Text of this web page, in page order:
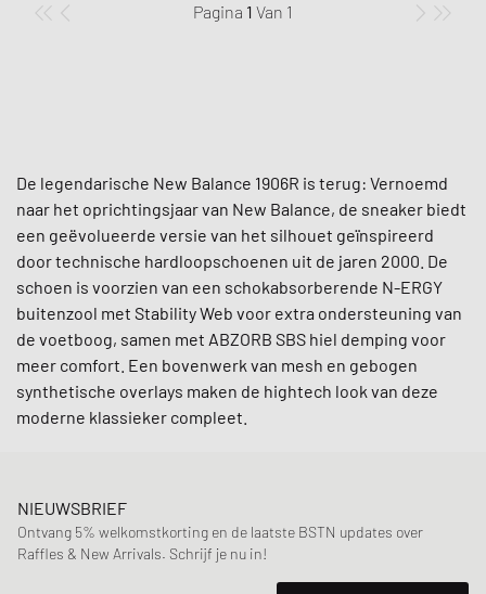
Pagina 1 Van 1
De legendarische New Balance 1906R is terug: Vernoemd
naar het oprichtingsjaar van New Balance, de sneaker biedt
een geëvolueerde versie van het silhouet geïnspireerd
door technische hardloopschoenen uit de jaren 2000. De
schoen is voorzien van een schokabsorberende N-ERGY
buitenzool met Stability Web voor extra ondersteuning van
de voetboog, samen met ABZORB SBS hiel demping voor
meer comfort. Een bovenwerk van mesh en gebogen
synthetische overlays maken de hightech look van deze
moderne klassieker compleet.
NIEUWSBRIEF
Ontvang 5% welkomstkorting en de laatste BSTN updates over
Raffles & New Arrivals. Schrijf je nu in!